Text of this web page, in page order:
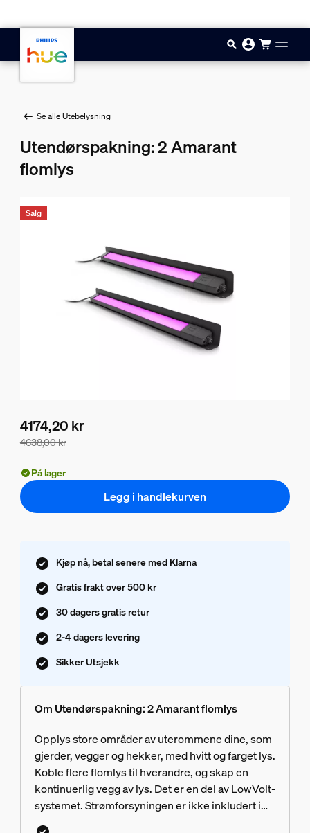
Se alle Utebelysning
Utendørspakning: 2 Amarant
flomlys
4638,00 kr
4174,20 kr
Salg
På lager
Legg i handlekurven
Kjøp nå, betal senere med Klarna
Gratis frakt over 500 kr
30 dagers gratis retur
2-4 dagers levering
Sikker Utsjekk
Om Utendørspakning: 2 Amarant flomlys
Opplys store områder av uterommene dine, som
gjerder, vegger og hekker, med hvitt og farget lys.
Koble flere flomlys til hverandre, og skap en
kontinuerlig vegg av lys. Det er en del av LowVolt-
systemet. Strømforsyningen er ikke inkludert i
denne pakken.